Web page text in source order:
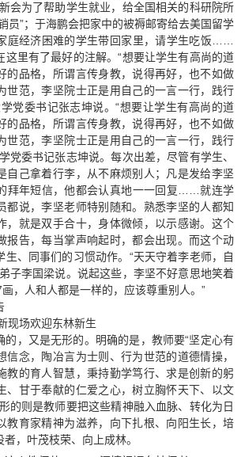
会为了帮助学生就业，给全国相关的科研院所
员”；于海鹏会把家中的被褥邮寄给去美国留学
庭经济困难的学生带回家里，请学生吃饭……
这里有了最好的注解。“想要让学生有高尚的道
的品格，所谓言传身教，说得再好，也不如做
世范，李坚院士正是用自己的一言一行，践行
党委书记张志坤说。“想要让学生有高尚的道
的品格，所谓言传身教，说得再好，也不如做
世范，李坚院士正是用自己的一言一行，践行
党委书记张志坤说。每次出差，尽管有学生、
自己拿着行李，从不麻烦别人；凡是发给李坚
拜年短信，他都会认真地一一回复……就连学
都说，李坚老师特别随和。熟悉李坚的人都知
，就是双手合十，身体微倾，以示感谢。这个
报告，每当掌声响起时，都会出现。而这个动
生、同事们的习惯动作。“天天守着李老师，自
子李国梁说。说起这些，李坚不好意思地笑着
7画，人和人都是一样的，应该尊重别人。”
现场欢迎东林新生
的，又是无形的。明确的是，教师要“坚定心有
信念，陶冶言为士则、行为世范的道德情操，
教的育人智慧，秉持勤学笃行、求是创新的躬
、甘于奉献的仁爱之心，树立胸怀天下、以文
的则是教师要把这些精神融入血脉、转化为日
教育家精神为滋养，向下扎根、向阳生长，培
，叶茂枝荣、向上成林。